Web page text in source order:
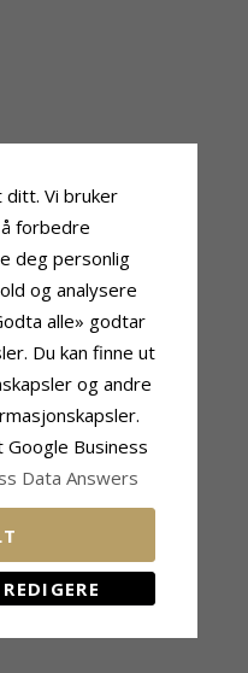
Vi bruker
forbedre
deg personlig
og analysere
alle» godtar
Du kan finne ut
og andre
Business
Data Answers
REDIGERE